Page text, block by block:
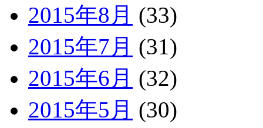
2015年8月 (33)
2015年7月 (31)
2015年6月 (32)
2015年5月 (30)